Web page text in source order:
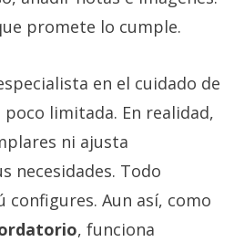
promete lo cumple.
en el cuidado de
limitada. En realidad,
ni ajusta
necesidades. Todo
configures. Aun así, como
, funciona